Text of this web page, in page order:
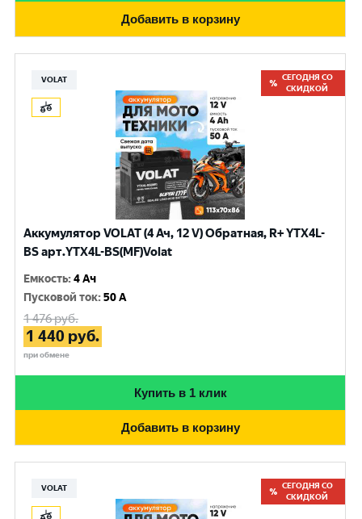
Добавить в корзину
VOLAT
СЕГОДНЯ СО
СКИДКОЙ
Аккумулятор VOLAT (4 Ач, 12 V) Обратная, R+ YTX4L-
BS арт.YTX4L-BS(MF)Volat
Емкость:4 Ач
Пусковой ток:50 A
1 476руб.
1 440 руб.
при обмене
Купить в 1 клик
Добавить в корзину
VOLAT
СЕГОДНЯ СО
СКИДКОЙ